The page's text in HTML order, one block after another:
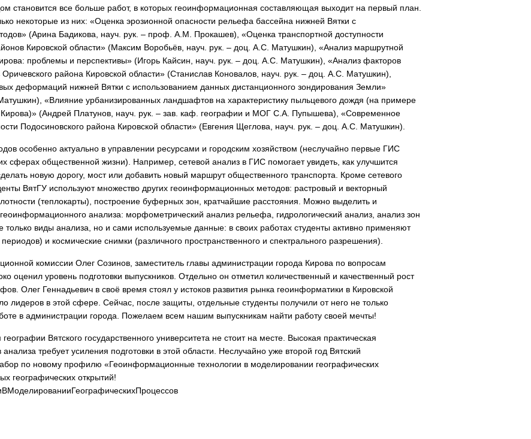
становится все больше работ, в которых геоинформационная составляющая выходит на первый план.
некоторые из них: «Оценка эрозионной опасности рельефа бассейна нижней Вятки с
(Арина Бадикова, науч. рук. – проф. А.М. Прокашев), «Оценка транспортной доступности
Кировской области» (Максим Воробьёв, науч. рук. – доц. А.С. Матушкин), «Анализ маршрутной
проблемы и перспективы» (Игорь Кайсин, науч. рук. – доц. А.С. Матушкин), «Анализ факторов
района Кировской области» (Станислав Коновалов, науч. рук. – доц. А.С. Матушкин),
деформаций нижней Вятки с использованием данных дистанционного зондирования Земли»
«Влияние урбанизированных ландшафтов на характеристику пыльцевого дождя (на примере
(Андрей Платунов, науч. рук. – зав. каф. географии и МОГ С.А. Пупышева), «Современное
Подосиновского района Кировской области» (Евгения Щеглова, науч. рук. – доц. А.С. Матушкин).
особенно актуально в управлении ресурсами и городским хозяйством (неслучайно первые ГИС
сферах общественной жизни). Например, сетевой анализ в ГИС помогает увидеть, как улучшится
новую дорогу, мост или добавить новый маршрут общественного транспорта. Кроме сетевого
ВятГУ используют множество других геоинформационных методов: растровый и векторный
(теплокарты), построение буферных зон, кратчайшие расстояния. Можно выделить и
анализа: морфометрический анализ рельефа, гидрологический анализ, анализ зон
только виды анализа, но и сами используемые данные: в своих работах студенты активно применяют
и космические снимки (различного пространственного и спектрального разрешения).
комиссии Олег Созинов, заместитель главы администрации города Кирова по вопросам
оценил уровень подготовки выпускников. Отдельно он отметил количественный и качественный рост
Олег Геннадьевич в своё время стоял у истоков развития рынка геоинформатики в Кировской
лидеров в этой сфере. Сейчас, после защиты, отдельные студенты получили от него не только
в администрации города. Пожелаем всем нашим выпускникам найти работу своей мечты!
Вятского государственного университета не стоит на месте. Высокая практическая
требует усиления подготовки в этой области. Неслучайно уже второй год Вятский
по новому профилю «Геоинформационные технологии в моделировании географических
географических открытий!